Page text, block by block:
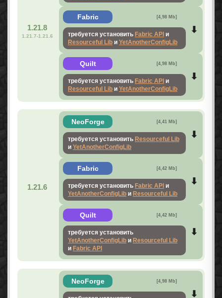
1.21.8
1.21.7-1.21.6
Fabric [4,98 Mb]
требуется установить Fabric API и
Resourceful Lib и YetAnotherConfigLib
Quilt [4,98 Mb]
требуется установить Fabric API и
Resourceful Lib и YetAnotherConfigLib
1.21.6
NeoForge [4,41 Mb]
требуется установить Resourceful Lib
и YetAnotherConfigLib
Fabric [4,42 Mb]
требуется установить Fabric API и
YetAnotherConfigLib и Resourceful Lib
Quilt [4,42 Mb]
требуется установить
YetAnotherConfigLib и Resourceful Lib
и Fabric API
NeoForge [4,98 Mb]